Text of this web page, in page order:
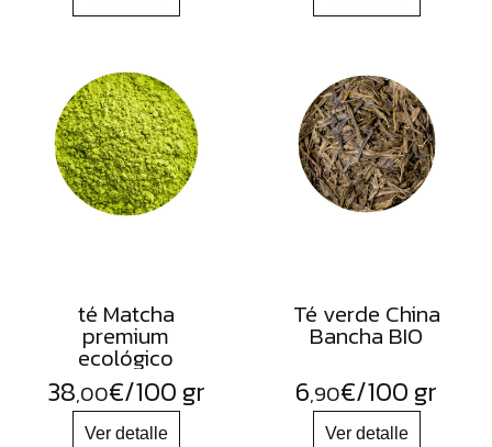
té Matcha
premium
ecológico
38,00€/100 gr
Té verde China
Bancha BIO
6,90€/100 gr